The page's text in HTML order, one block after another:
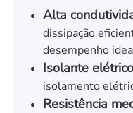
Alta
dissipação
desempenho
Isolante
isolamento
Resistência